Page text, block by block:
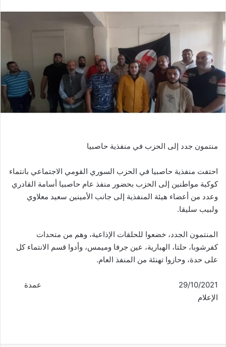
منتمون جدد إلى الحزب في منفذية حاصبيا
احتفت منفذية حاصبيا في الحزب السوري القومي الاجتماعي بانتماء
كوكبة مواطنين إلى الحزب بحضور منفذ عام حاصبيا أسامة القادري
وعدد من أعضاء هيئة المنفذية إلى جانب الأمينين سعيد معلاوي
ولبيب سليقا.
المنتمون الجدد، خضعوا للحلقات الإذاعية، وهم من متحدات
كفرشوبا، حلتا، الهبارية، عين جرفا وميمس، وأدوا قسم الانتماء كل
على حدة، وحازوا تهنئة من المنفذ العام.
29/10/2021 عمدة
الإعلام